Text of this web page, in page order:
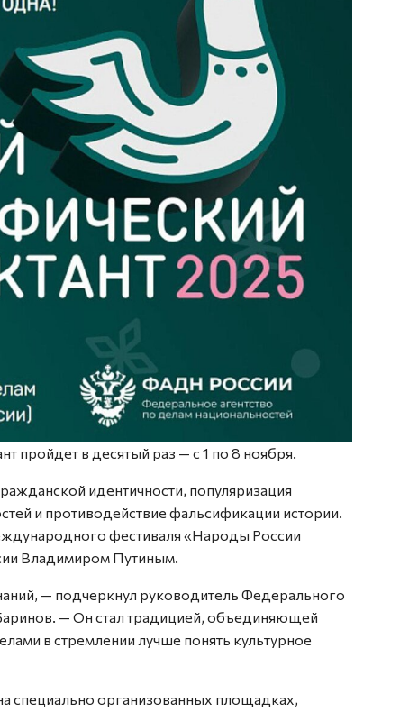
пройдет в десятый раз — с 1 по 8 ноября.
идентичности, популяризация
и противодействие фальсификации истории.
фестиваля «Народы России
Владимиром Путиным.
— подчеркнул руководитель Федерального
— Он стал традицией, объединяющей
в стремлении лучше понять культурное
специально организованных площадках,